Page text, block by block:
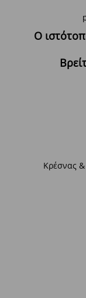
Ο
Κρέσνας